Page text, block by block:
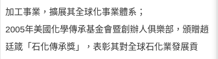
加工事業，擴展其全球化事業體系；
2005年美國化學傳承基金會暨創辦人俱樂部，頒贈趙
廷箴「石化傳承獎」，表彰其對全球石化業發展貢